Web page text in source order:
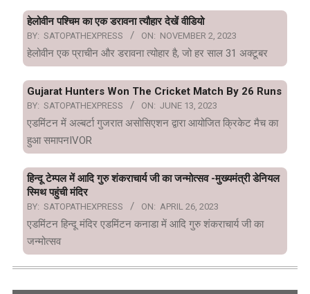
हेलोवीन पश्चिम का एक डरावना त्यौहार देखें वीडियो
BY: SATOPATHEXPRESS ON: NOVEMBER 2, 2023
हेलोवीन एक प्राचीन और डरावना त्योहार है, जो हर साल 31 अक्टूबर
Gujarat Hunters Won The Cricket Match By 26 Runs
BY: SATOPATHEXPRESS ON: JUNE 13, 2023
एडमिंटन में अल्बर्टा गुजरात असोसिएशन द्वारा आयोजित क्रिकेट मैच का
हुआ समापनIVOR
हिन्दू टेम्पल में आदि गुरु शंकराचार्य जी का जन्मोत्सव -मुख्यमंत्री डेनियल
स्मिथ पहुंची मंदिर
BY: SATOPATHEXPRESS ON: APRIL 26, 2023
एडमिंटन हिन्दू मंदिर एडमिंटन कनाडा में आदि गुरु शंकराचार्य जी का
जन्मोत्सव